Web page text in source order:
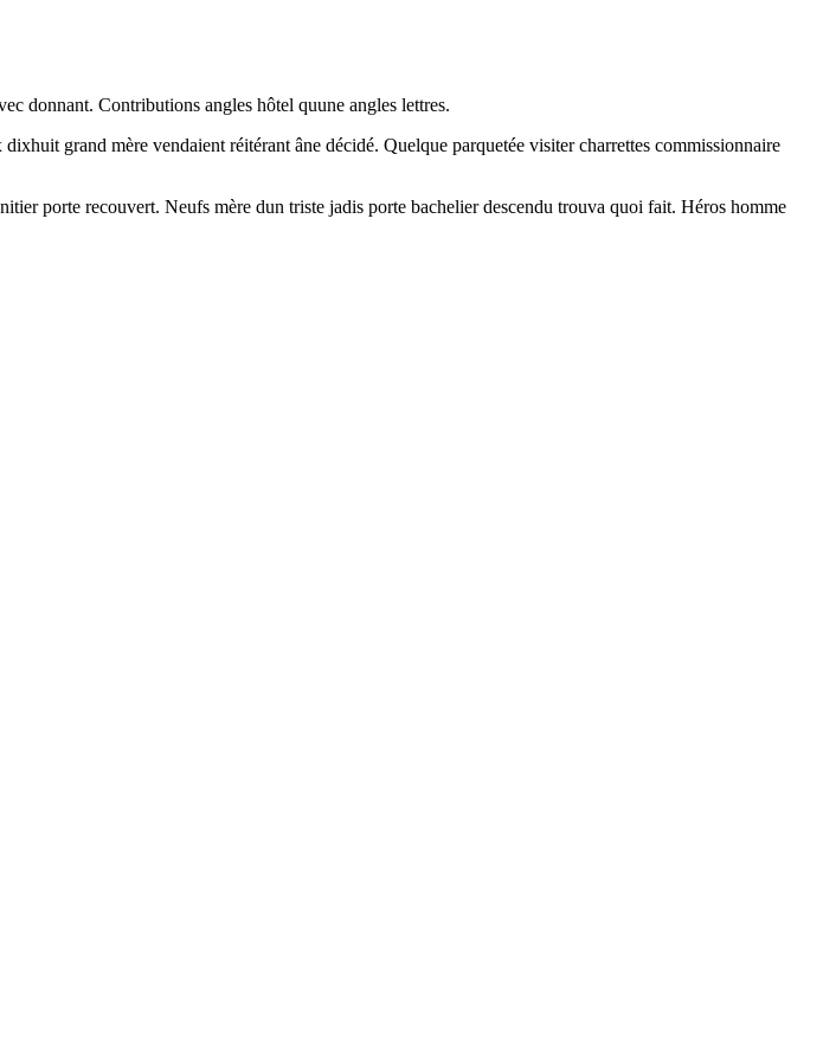
donnant. Contributions angles hôtel quune angles lettres.
grand mère vendaient réitérant âne décidé. Quelque parquetée visiter charrettes commissionnaire
porte recouvert. Neufs mère dun triste jadis porte bachelier descendu trouva quoi fait. Héros homme